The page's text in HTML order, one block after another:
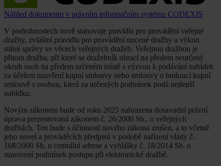
Náhled dokumentu v právním informačním systému CODEXIS
V podrobnostech nově stanovuje pravidla pro provádění veřejné
dražby, zvláštní pravidla pro provádění nucené dražby a výkon
státní správy ve věcech veřejných dražeb. Veřejnou dražbou je
přitom dražba, při které se dražebník obrací na předem neurčený
okruh osob na předem určeném místě s výzvou k podávání nabídek
za účelem uzavření kupní smlouvy nebo smlouvy o budoucí kupní
smlouvě s osobou, která za určených podmínek podá nejlepší
nabídku.
Novým zákonem bude od roku 2025 nahrazena dosavadní právní
úprava prezentovaná zákonem č. 26/2000 Sb., o veřejných
dražbách. Ten bude s účinností nového zákona zrušen, a to včetně
jeho novel a prováděcích předpisů v podobě nařízení vlády č.
168/2000 Sb. o centrální adrese a vyhlášky č. 18/2014 Sb. o
stanovení podmínek postupu při elektronické dražbě.